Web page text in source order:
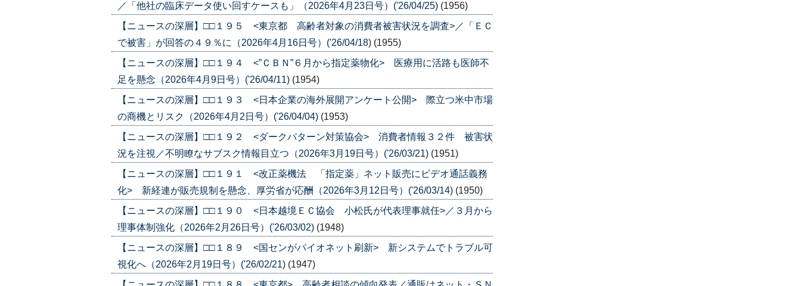
／「他社の臨床データ使い回すケースも」（2026年4月23日号）('26/04/25) (1956)
【ニュースの深層】□□１９５ <東京都 高齢者対象の消費者被害状況を調査>／「ＥＣ
で被害」が回答の４９％に（2026年4月16日号）('26/04/18) (1955)
【ニュースの深層】□□１９４ <”ＣＢＮ”６月から指定薬物化> 医療用に活路も医師不
足を懸念（2026年4月9日号）('26/04/11) (1954)
【ニュースの深層】□□１９３ <日本企業の海外展開アンケート公開> 際立つ米中市場
の商機とリスク（2026年4月2日号）('26/04/04) (1953)
【ニュースの深層】□□１９２ <ダークパターン対策協会> 消費者情報３２件 被害状
況を注視／不明瞭なサブスク情報目立つ（2026年3月19日号）('26/03/21) (1951)
【ニュースの深層】□□１９１ <改正薬機法 「指定薬」ネット販売にビデオ通話義務
化> 新経連が販売規制を懸念、厚労省が応酬（2026年3月12日号）('26/03/14) (1950)
【ニュースの深層】□□１９０ <日本越境ＥＣ協会 小松氏が代表理事就任>／３月から
理事体制強化（2026年2月26日号）('26/03/02) (1948)
【ニュースの深層】□□１８９ <国センがパイオネット刷新> 新システムでトラブル可
視化へ（2026年2月19日号）('26/02/21) (1947)